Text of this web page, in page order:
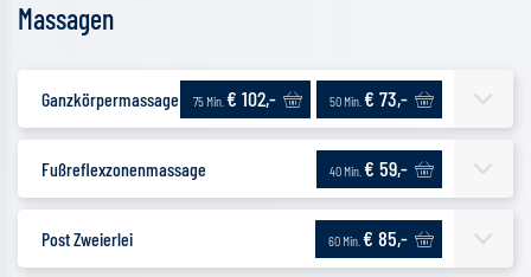
Massagen
Ganzkörpermassage | Klassisch
75 Min. € 102,- 50 Min. € 73,-
Fußreflexzonenmassage 40 Min. € 59,-
Post Zweierlei 60 Min. € 85,-